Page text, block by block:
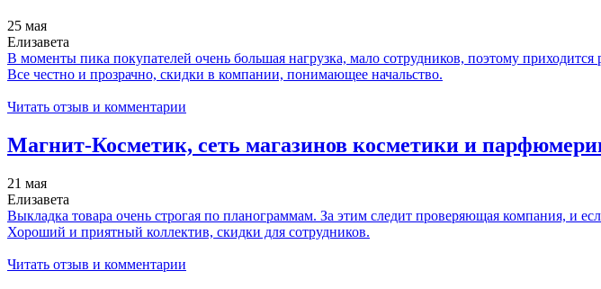
25 мая
Елизавета
В моменты пика покупателей очень большая нагрузка, мало сотрудников, поэтому приходится
Все честно и прозрачно, скидки в компании, понимающее начальство.
Читать отзыв и комментарии
Магнит-Косметик, сеть магазинов косметики и
21 мая
Елизавета
Выкладка товара очень строгая по планограммам. За этим следит проверяющая компания, и
Хороший и приятный коллектив, скидки для сотрудников.
Читать отзыв и комментарии